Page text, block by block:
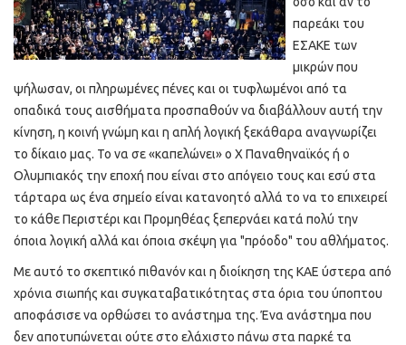
παρεάκι του
ΕΣΑΚΕ των
μικρών που
ψήλωσαν, οι πληρωμένες πένες και οι τυφλωμένοι από τα
οπαδικά τους αισθήματα προσπαθούν να διαβάλλουν αυτή την
κίνηση, η κοινή γνώμη και η απλή λογική ξεκάθαρα αναγνωρίζει
το δίκαιο μας. Το να σε «καπελώνει» ο Χ Παναθηναϊκός ή ο
Ολυμπιακός την εποχή που είναι στο απόγειο τους και εσύ στα
τάρταρα ως ένα σημείο είναι κατανοητό αλλά το να το επιχειρεί
το κάθε Περιστέρι και Προμηθέας ξεπερνάει κατά πολύ την
όποια λογική αλλά και όποια σκέψη για "πρόοδο" του αθλήματος.
Με αυτό το σκεπτικό πιθανόν και η διοίκηση της ΚΑΕ ύστερα από
χρόνια σιωπής και συγκαταβατικότητας στα όρια του ύποπτου
αποφάσισε να ορθώσει το ανάστημα της. Ένα ανάστημα που
δεν αποτυπώνεται ούτε στο ελάχιστο πάνω στα παρκέ τα